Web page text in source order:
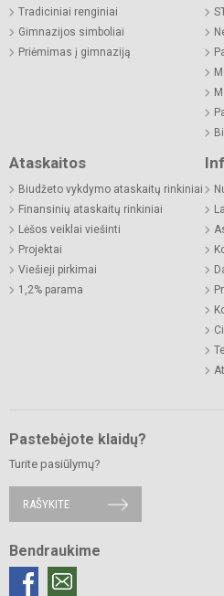
Tradiciniai renginiai
Gimnazijos simboliai
Priėmimas į gimnaziją
Ataskaitos
Biudžeto vykdymo ataskaitų rinkiniai
Finansinių ataskaitų rinkiniai
Lėšos veiklai viešinti
Projektai
Viešieji pirkimai
1,2% parama
Pastebėjote klaidų?
Turite pasiūlymų?
RAŠYKITE
Bendraukime